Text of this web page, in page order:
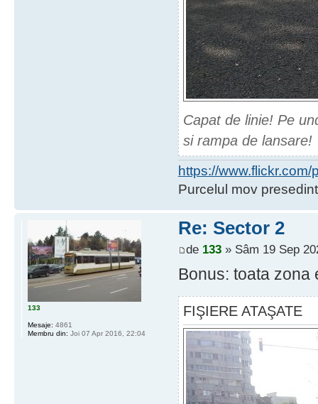
Capat de linie! Pe
si rampa de lansare!
https://
Purcelul mov
Re: Sector 2
de 133» Sâm 19 Sep
Bonus: toata zona
FIŞIERE ATAŞATE
133
Mesaje: 4861
Membru din: Joi 07 Apr 2016, 22:04